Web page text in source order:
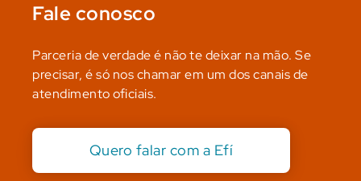
Fale conosco
Parceria de verdade é não te deixar na mão. Se
precisar, é só nos chamar em um dos canais de
atendimento oficiais.
Quero falar com a Efí